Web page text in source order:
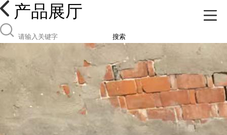
产品展厅
搜索